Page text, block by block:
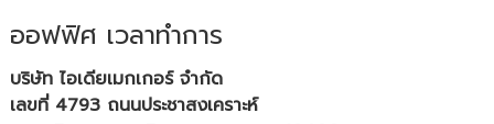
ออฟฟิศ เวลาทำการ
บริษัท ไอเดียเมกเกอร์ จำกัด
เลขที่ 4793 ถนนประชาสงเคราะห์